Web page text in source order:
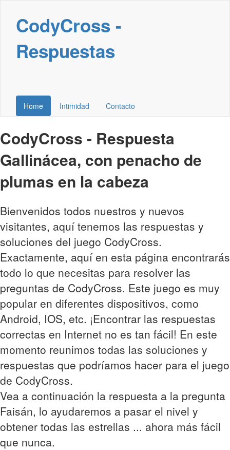
CodyCross -
Respuestas
Home Intimidad Contacto
CodyCross - Respuesta
Gallinácea, con penacho de
plumas en la cabeza
Bienvenidos todos nuestros y nuevos
visitantes, aquí tenemos las respuestas y
soluciones del juego CodyCross.
Exactamente, aquí en esta página encontrarás
todo lo que necesitas para resolver las
preguntas de CodyCross. Este juego es muy
popular en diferentes dispositivos, como
Android, IOS, etc. ¡Encontrar las respuestas
correctas en Internet no es tan fácil! En este
momento reunimos todas las soluciones y
respuestas que podríamos hacer para el juego
de CodyCross.
Vea a continuación la respuesta a la pregunta
Faisán, lo ayudaremos a pasar el nivel y
obtener todas las estrellas ... ahora más fácil
que nunca.